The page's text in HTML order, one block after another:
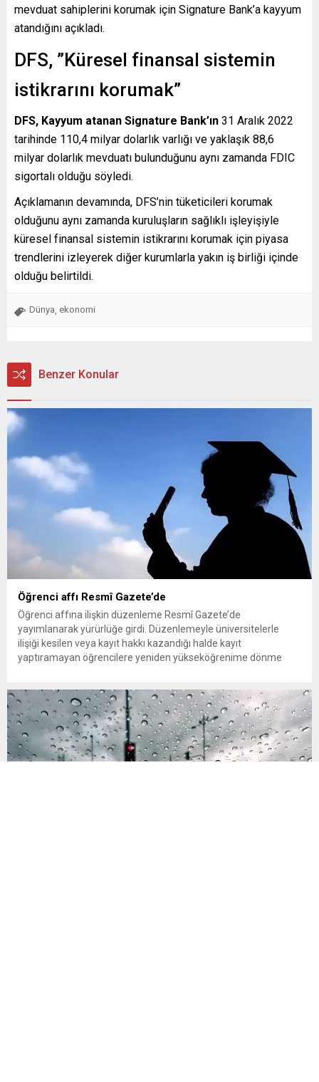
mevduat sahiplerini korumak için Signature Bank’a kayyum
atandığını açıkladı.
DFS, ”Küresel finansal sistemin
istikrarını korumak”
DFS, Kayyum atanan Signature Bank’ın 31 Aralık 2022
tarihinde 110,4 milyar dolarlık varlığı ve yaklaşık 88,6
milyar dolarlık mevduatı bulunduğunu aynı zamanda FDIC
sigortalı olduğu söyledi.
Açıklamanın devamında, DFS’nin tüketicileri korumak
olduğunu aynı zamanda kuruluşların sağlıklı işleyişiyle
küresel finansal sistemin istikrarını korumak için piyasa
trendlerini izleyerek diğer kurumlarla yakın iş birliği içinde
olduğu belirtildi.
Dünya ekonomi
Benzer Konular
Öğrenci affı Resmî Gazete’de
Öğrenci affına ilişkin düzenleme Resmî Gazete’de
yayımlanarak yürürlüğe girdi. Düzenlemeyle üniversitelerle
ilişiği kesilen veya kayıt hakkı kazandığı halde kayıt
yaptıramayan öğrencilere yeniden yükseköğrenime dönme
kesilen öğrencilere yeniden öğrenim hakkı tanıyan “öğrenci
affı” düzenlemesi böylece resmen...